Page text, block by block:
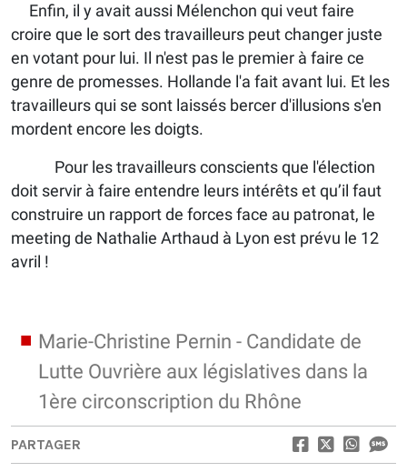
Enfin, il y avait aussi Mélenchon qui veut faire
croire que le sort des travailleurs peut changer juste
en votant pour lui. Il n'est pas le premier à faire ce
genre de promesses. Hollande l'a fait avant lui. Et les
travailleurs qui se sont laissés bercer d'illusions s'en
mordent encore les doigts.
Pour les travailleurs conscients que l'élection
doit servir à faire entendre leurs intérêts et qu’il faut
construire un rapport de forces face au patronat, le
meeting de Nathalie Arthaud à Lyon est prévu le 12
avril !
Marie-Christine Pernin - Candidate de
Lutte Ouvrière aux législatives dans la
1ère circonscription du Rhône
PARTAGER